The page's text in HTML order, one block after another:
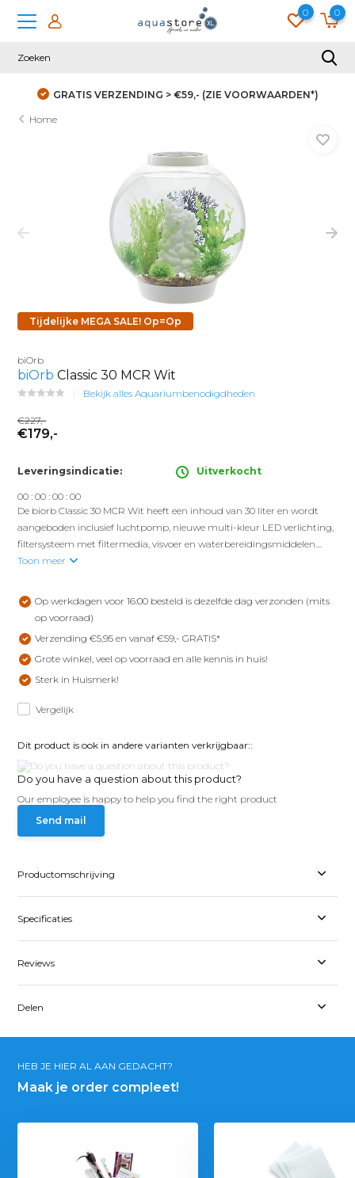
0 0
GRATIS VERZENDING > €59,- (ZIE VOORWAARDEN*)
Home
Tijdelijke MEGA SALE! Op=Op
biOrb
biOrb Classic 30 MCR Wit
Bekijk alles Aquariumbenodigdheden
€227,-
€179,-
Leveringsindicatie: Uitverkocht
00 :00 :00 :00
De biorb Classic 30 MCR Wit heeft een inhoud van 30 liter en wordt
aangeboden inclusief luchtpomp, nieuwe multi-kleur LED verlichting,
filtersysteem met filtermedia, visvoer en waterbereidingsmiddelen....
Toon meer
Op werkdagen voor 16:00 besteld is dezelfde dag verzonden (mits
op voorraad)
Verzending €5,95 en vanaf €59,- GRATIS*
Grote winkel, veel op voorraad en alle kennis in huis!
Sterk in Huismerk!
Vergelijk
Dit product is ook in andere varianten verkrijgbaar::
Do you have a question about this product?
Our employee is happy to help you find the right product
Send mail
Productomschrijving
Specificaties
Reviews
Delen
HEB JE HIER AL AAN GEDACHT?
Maak je order compleet!